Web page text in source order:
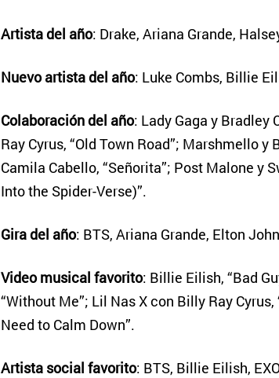
Artista del año: Drake, Ariana Grande,
Nuevo artista del año: Luke Combs, Billie
Colaboración del año: Lady Gaga y Bradley
Ray Cyrus, “Old Town Road”; Marshmello
Camila Cabello, “Señorita”; Post Malone y
Into the Spider-Verse)”.
Gira del año: BTS, Ariana Grande, Elton
Video musical favorito: Billie Eilish, “Bad
“Without Me”; Lil Nas X con Billy Ray Cyrus,
Need to Calm Down”.
Artista social favorito: BTS, Billie Eilish,